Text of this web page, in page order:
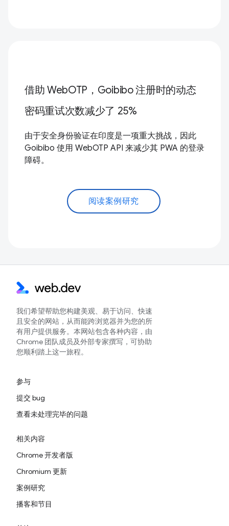
借助 WebOTP，Goibibo 注册时的动态
密码重试次数减少了 25%
由于安全身份验证在印度是一项重大挑战，因此
Goibibo 使用 WebOTP API 来减少其 PWA 的登录
障碍。
阅读案例研究
我们希望帮助您构建美观、易于访问、快速
且安全的网站，从而能跨浏览器并为您的所
有用户提供服务。本网站包含各种内容，由
Chrome 团队成员及外部专家撰写，可协助
您顺利踏上这一旅程。
参与
提交 bug
查看未处理完毕的问题
相关内容
Chrome 开发者版
Chromium 更新
案例研究
播客和节目